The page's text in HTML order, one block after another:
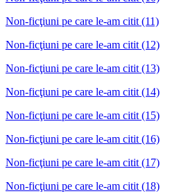
Non-ficţiuni pe care le-am citit (11)
Non-ficţiuni pe care le-am citit (12)
Non-ficţiuni pe care le-am citit (13)
Non-ficţiuni pe care le-am citit (14)
Non-ficţiuni pe care le-am citit (15)
Non-ficţiuni pe care le-am citit (16)
Non-ficţiuni pe care le-am citit (17)
Non-ficţiuni pe care le-am citit (18)